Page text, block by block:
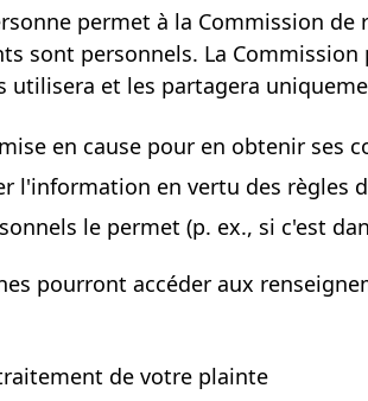
permet à la Commission
sont personnels. La
utilisera et les partagera
en cause pour en obtenir ses
l'information en vertu des règles
le permet (p. ex., si c'est
pourront accéder aux
de votre plainte